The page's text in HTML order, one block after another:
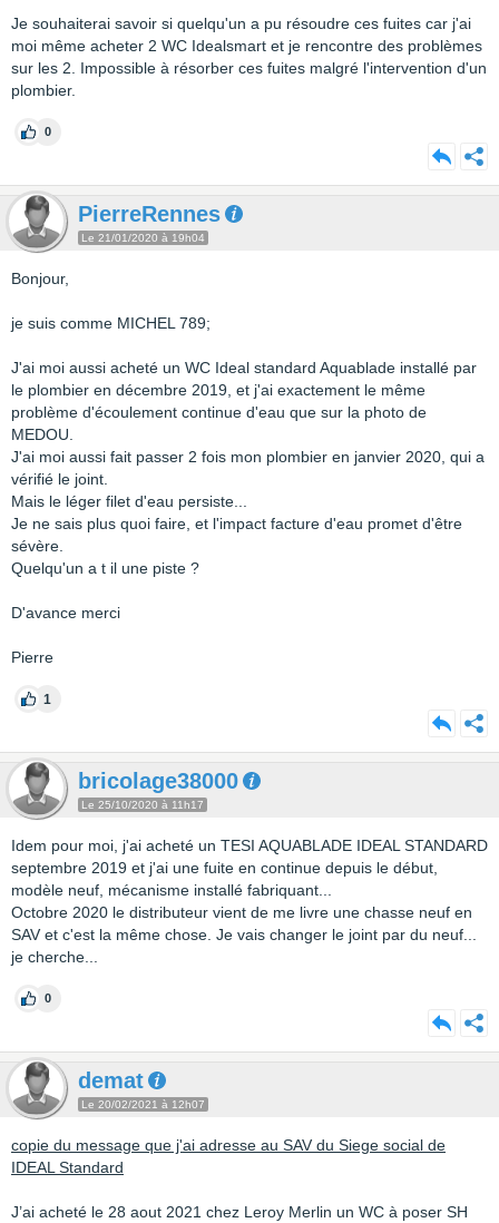
Je souhaiterai savoir si quelqu'un a pu résoudre ces fuites car j'ai
moi même acheter 2 WC Idealsmart et je rencontre des problèmes
sur les 2. Impossible à résorber ces fuites malgré l'intervention d'un
plombier.
0
PierreRennes
Le 21/01/2020 à 19h04
Bonjour,
je suis comme MICHEL 789;
J'ai moi aussi acheté un WC Ideal standard Aquablade installé par
le plombier en décembre 2019, et j'ai exactement le même
problème d'écoulement continue d'eau que sur la photo de
MEDOU.
J'ai moi aussi fait passer 2 fois mon plombier en janvier 2020, qui a
vérifié le joint.
Mais le léger filet d'eau persiste...
Je ne sais plus quoi faire, et l'impact facture d'eau promet d'être
sévère.
Quelqu'un a t il une piste ?
D'avance merci
Pierre
1
bricolage38000
Le 25/10/2020 à 11h17
Idem pour moi, j'ai acheté un TESI AQUABLADE IDEAL STANDARD
septembre 2019 et j'ai une fuite en continue depuis le début,
modèle neuf, mécanisme installé fabriquant...
Octobre 2020 le distributeur vient de me livre une chasse neuf en
SAV et c'est la même chose. Je vais changer le joint par du neuf...
je cherche...
0
demat
Le 20/02/2021 à 12h07
copie du message que j'ai adresse au SAV du Siege social de
IDEAL Standard
J’ai acheté le 28 aout 2021 chez Leroy Merlin un WC à poser SH